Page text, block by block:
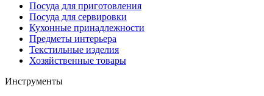
Посуда для приготовления
Посуда для сервировки
Кухонные принадлежности
Предметы интерьера
Текстильные изделия
Хозяйственные товары
Инструменты